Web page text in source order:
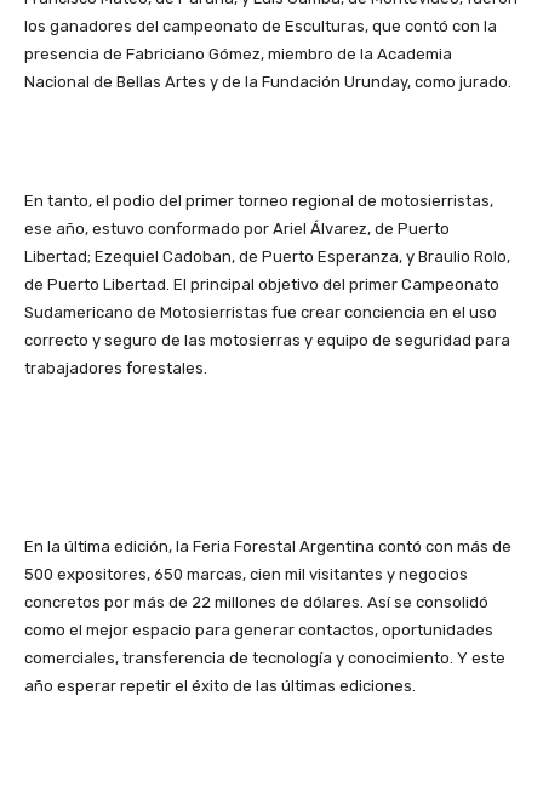
los ganadores del campeonato de Esculturas, que contó con la
presencia de Fabriciano Gómez, miembro de la Academia
Nacional de Bellas Artes y de la Fundación Urunday, como jurado.
En tanto, el podio del primer torneo regional de motosierristas,
ese año, estuvo conformado por Ariel Álvarez, de Puerto
Libertad; Ezequiel Cadoban, de Puerto Esperanza, y Braulio Rolo,
de Puerto Libertad. El principal objetivo del primer Campeonato
Sudamericano de Motosierristas fue crear conciencia en el uso
correcto y seguro de las motosierras y equipo de seguridad para
trabajadores forestales.
En la última edición, la Feria Forestal Argentina contó con más de
500 expositores, 650 marcas, cien mil visitantes y negocios
concretos por más de 22 millones de dólares. Así se consolidó
como el mejor espacio para generar contactos, oportunidades
comerciales, transferencia de tecnología y conocimiento. Y este
año esperar repetir el éxito de las últimas ediciones.